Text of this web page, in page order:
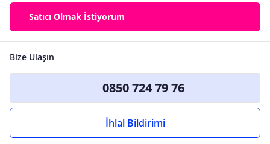
Satıcı Olmak İstiyorum
Bize Ulaşın
0850 724 79 76
İhlal Bildirimi